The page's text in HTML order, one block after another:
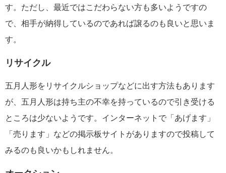
す。ただし、最近ではこだわらない方も多いようですの
で、相手が納得しているのであれば譲るのも良いと思いま
す。
リサイクル
五月人形をリサイクルショップなどに出す方法もあります
が、五月人形は持ち主の不幸を持っているので引き受ける
ところは少ないようです。インターネットで「あげます」
「売ります」などの掲示板サイトがありますので投稿して
みるのも良いかもしれません。